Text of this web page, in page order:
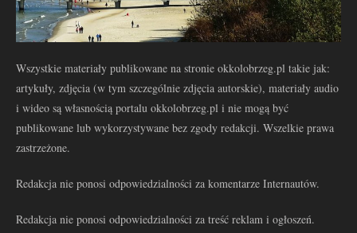
Wszystkie materiały publikowane na stronie okkolobrzeg.pl takie jak:
artykuły, zdjęcia (w tym szczególnie zdjęcia autorskie), materiały audio
i wideo są własnością portalu okkolobrzeg.pl i nie mogą być
publikowane lub wykorzystywane bez zgody redakcji. Wszelkie prawa
zastrzeżone.
Redakcja nie ponosi odpowiedzialności za komentarze Internautów.
Redakcja nie ponosi odpowiedzialności za treść reklam i ogłoszeń.